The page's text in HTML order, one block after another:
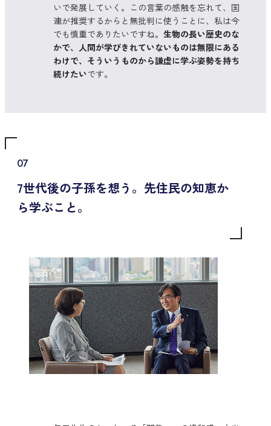
いで発展していく。この言葉の感触を忘れて、国
連が推奨するからと無批判に使うことに、私は今
でも慎重でありたいですね。 生物の長い歴史のな
かで、人間が学びきれていないものは無限にある
わけで、そういうものから謙虚に学ぶ姿勢を持ち
続けたいです。
07
7世代後の子孫を想う。先住民の知恵か
ら学ぶこと。